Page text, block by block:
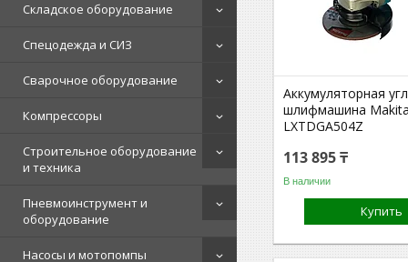
Складское оборудование
Спецодежда и СИЗ
Сварочное оборудование
Компрессоры
Строительное оборудование
и техника
Пневмоинструмент и
оборудование
Насосы и мотопомпы
Аккумуляторная
шлифмашина
LXTDGA504Z
113 895 ₸
В наличии
Купить